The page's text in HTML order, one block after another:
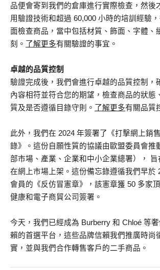
品便會寄到我們的倉庫進行實際檢查，然後
用驗證技術和超過 60,000 小時的培訓經驗
面檢查商品，當中包括材質、飾面、字體、
刻。
了解更多有關驗證的事宜。
卓越的品質控制
驗證完成後，我們會進行卓越的品質控制，
內容相符並符合您的期望，檢查商品的狀態
質及是否遵循目錄守則。
了解更多有關品質
此外，我們在 2024 年簽署了《打擊網上銷
錄》。這份自願性質的協議由歐盟委員會推
部市場、產業、企業和中小企業總署），
在網上市場上架。這份備忘錄遵循我們早於
會員的《反仿冒憲章》，該憲章獲 50 多家
健康和電子商貿公司簽署。
今天，我們已經成為 Burberry 和 Chloé 等
賴的首選平台，這些品牌信賴我們推廣時尚
實，並與我們合作轉售客戶的二手商品。